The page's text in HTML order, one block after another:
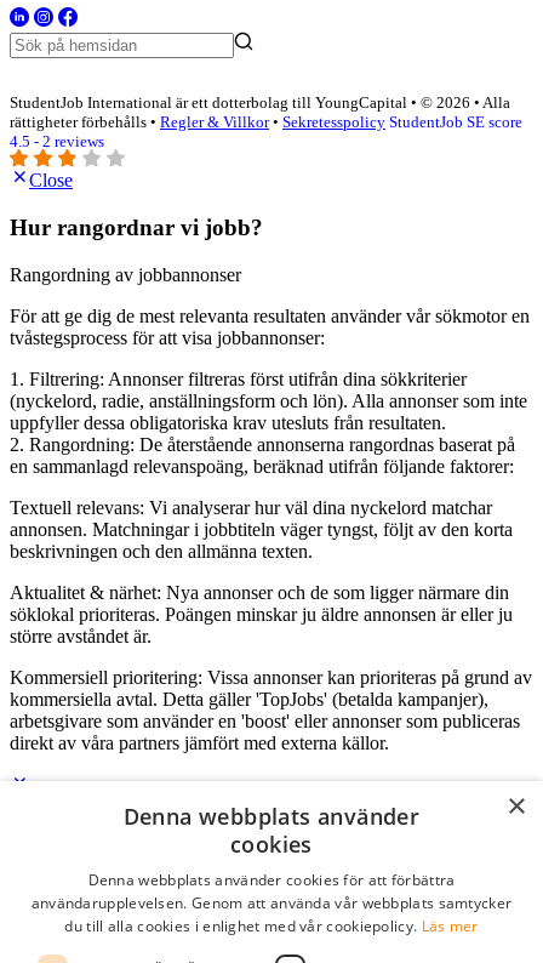
StudentJob International är ett dotterbolag till YoungCapital • © 2026 • Alla
rättigheter förbehålls • Regler & Villkor• Sekretesspolicy StudentJob SE score
4.5 - 2 reviews
Close
Hur rangordnar vi jobb?
Rangordning av jobbannonser
För att ge dig de mest relevanta resultaten använder vår sökmotor en
tvåstegsprocess för att visa jobbannonser:
1. Filtrering: Annonser filtreras först utifrån dina sökkriterier
(nyckelord, radie, anställningsform och lön). Alla annonser som inte
uppfyller dessa obligatoriska krav utesluts från resultaten.
2. Rangordning: De återstående annonserna rangordnas baserat på
en sammanlagd relevanspoäng, beräknad utifrån följande faktorer:
Textuell relevans: Vi analyserar hur väl dina nyckelord matchar
annonsen. Matchningar i jobbtiteln väger tyngst, följt av den korta
beskrivningen och den allmänna texten.
Aktualitet & närhet: Nya annonser och de som ligger närmare din
söklokal prioriteras. Poängen minskar ju äldre annonsen är eller ju
större avståndet är.
Kommersiell prioritering: Vissa annonser kan prioriteras på grund av
kommersiella avtal. Detta gäller 'TopJobs' (betalda kampanjer),
arbetsgivare som använder en 'boost' eller annonser som publiceras
direkt av våra partners jämfört med externa källor.
Logga in som företag
Lösenord
×
Denna webbplats använder
cookies
Denna webbplats använder cookies för att förbättra
användarupplevelsen. Genom att använda vår webbplats samtycker
du till alla cookies i enlighet med vår cookiepolicy. Läs mer